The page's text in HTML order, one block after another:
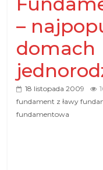
–
domach
18 listopada 2009
fundament z ławy
fundamentowa